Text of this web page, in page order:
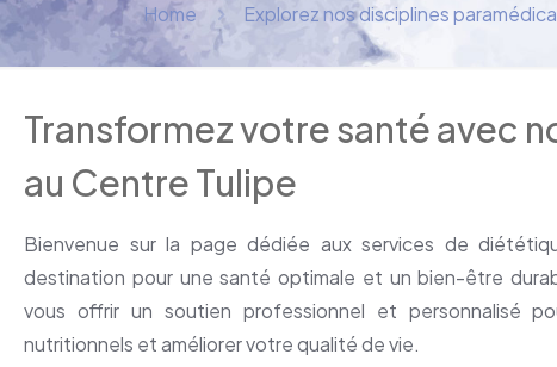
Home Explorez nos disciplines
Transformez votre santé avec
au Centre Tulipe
Bienvenue sur la page dédiée aux services de
destination pour une santé optimale et un bien-être
vous offrir un soutien professionnel et personnalisé
nutritionnels et améliorer votre qualité de vie.